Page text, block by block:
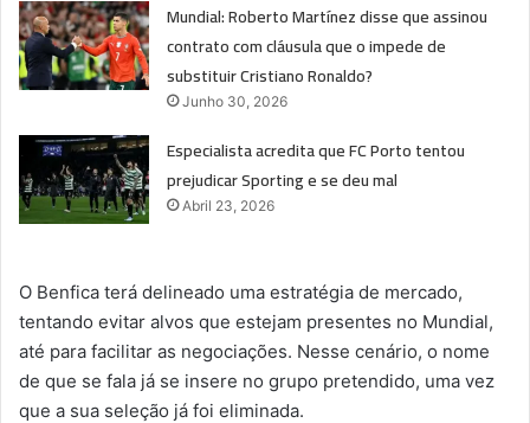
Mundial: Roberto Martínez disse que assinou
contrato com cláusula que o impede de
substituir Cristiano Ronaldo?
Junho 30, 2026
Especialista acredita que FC Porto tentou
prejudicar Sporting e se deu mal
Abril 23, 2026
O Benfica terá delineado uma estratégia de mercado,
tentando evitar alvos que estejam presentes no Mundial,
até para facilitar as negociações. Nesse cenário, o nome
de que se fala já se insere no grupo pretendido, uma vez
que a sua seleção já foi eliminada.